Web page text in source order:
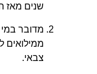
שנים מאז
מדובר במי
ממילואים
צבאי.